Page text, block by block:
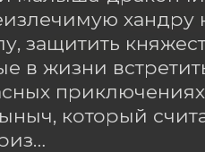
защитить
в жизни
который